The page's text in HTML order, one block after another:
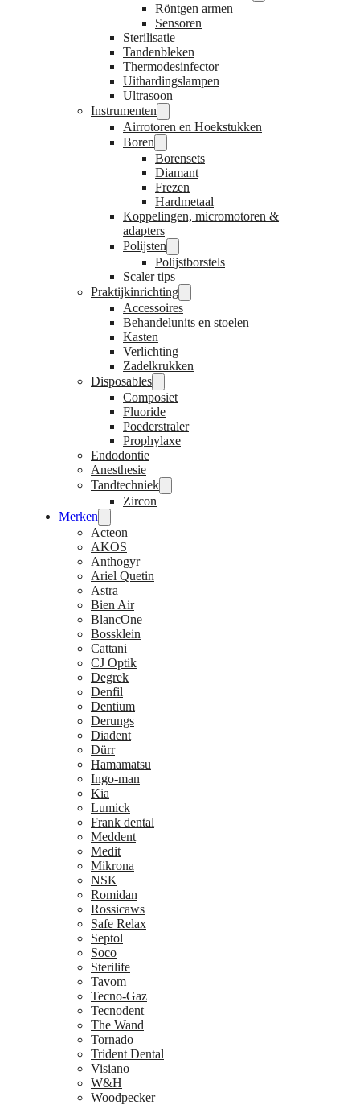
Röntgen armen
Sensoren
Sterilisatie
Tandenbleken
Thermodesinfector
Uithardingslampen
Ultrasoon
Instrumenten
Airrotoren en Hoekstukken
Boren
Borensets
Diamant
Frezen
Hardmetaal
Koppelingen, micromotoren &
adapters
Polijsten
Polijstborstels
Scaler tips
Praktijkinrichting
Accessoires
Behandelunits en stoelen
Kasten
Verlichting
Zadelkrukken
Disposables
Composiet
Fluoride
Poederstraler
Prophylaxe
Endodontie
Anesthesie
Tandtechniek
Zircon
Merken
Acteon
AKOS
Anthogyr
Ariel Quetin
Astra
Bien Air
BlancOne
Bossklein
Cattani
CJ Optik
Degrek
Denfil
Dentium
Derungs
Diadent
Dürr
Hamamatsu
Ingo-man
Kia
Lumick
Frank dental
Meddent
Medit
Mikrona
NSK
Romidan
Rossicaws
Safe Relax
Septol
Soco
Sterilife
Tavom
Tecno-Gaz
Tecnodent
The Wand
Tornado
Trident Dental
Visiano
W&H
Woodpecker